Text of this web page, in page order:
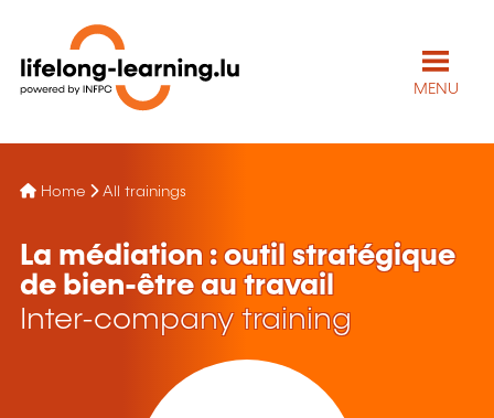
MENU
Home All trainings
La médiation : outil stratégique
de bien-être au travail
Inter-company training